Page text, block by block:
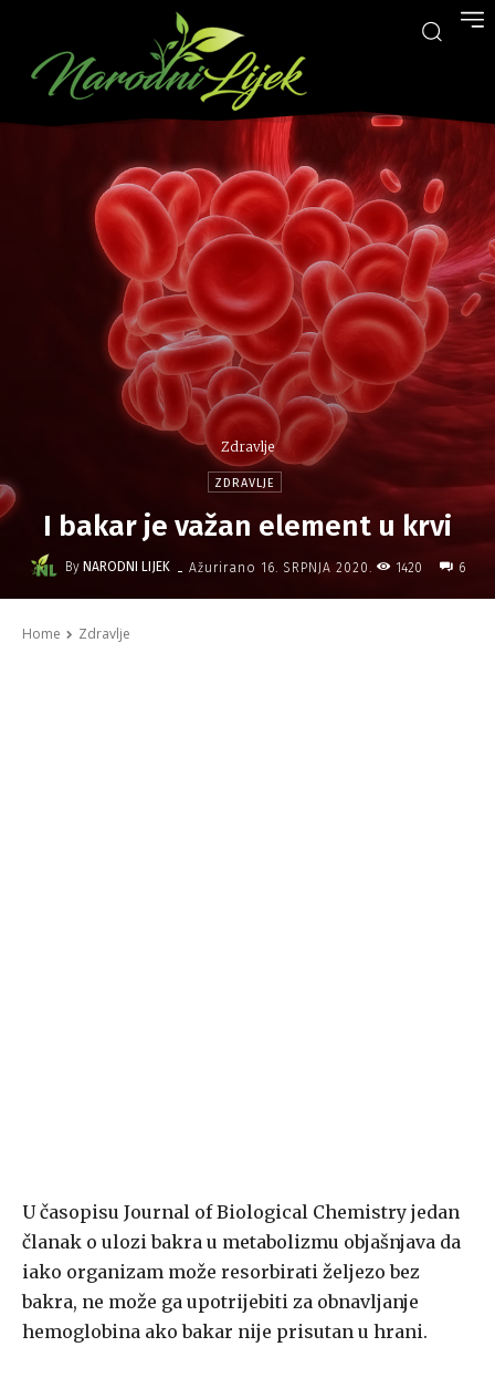
Zdravlje
ZDRAVLJE
I bakar je važan element u krvi
By NARODNI LIJEK - Ažurirano 16. SRPNJA 2020. 1420 6
Home Zdravlje
U časopisu Journal of Biological Chemistry jedan
članak o ulozi bakra u metabolizmu objašnjava da
iako organizam može resorbirati željezo bez
bakra, ne može ga upotrijebiti za obnavljanje
hemoglobina ako bakar nije prisutan u hrani.